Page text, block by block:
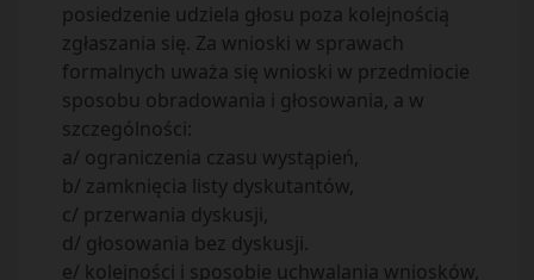
posiedzenie udziela głosu poza kolejnością
zgłaszania się. Za wnioski w sprawach
formalnych uważa się wnioski w przedmiocie
sposobu obradowania i głosowania, a w
szczególności:
a/ ograniczenia czasu wystąpień,
b/ zamknięcia listy dyskutantów,
c/ przerwania dyskusji,
d/ głosowania bez dyskusji.
e/ kolejności i sposobie uchwalania wniosków,